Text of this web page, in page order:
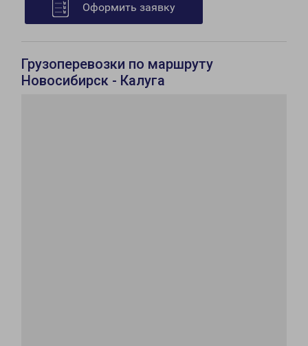
Оформить заявку
Грузоперевозки по маршруту
Новосибирск - Калуга